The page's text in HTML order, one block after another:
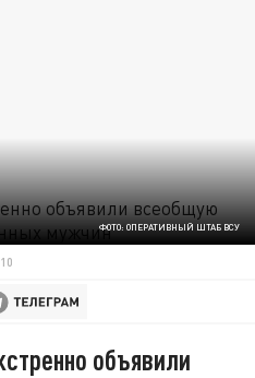
ФОТО: ОПЕРАТИВНЫЙ ШТАБ ВСУ
объявили